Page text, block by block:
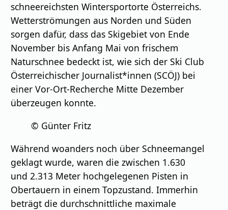
schneereichsten Wintersportorte Österreichs.
Wetterströmungen aus Norden und Süden
sorgen dafür, dass das Skigebiet von Ende
November bis Anfang Mai von frischem
Naturschnee bedeckt ist, wie sich der Ski Club
Österreichischer Journalist*innen (SCÖJ) bei
einer Vor-Ort-Recherche Mitte Dezember
überzeugen konnte.
© Günter Fritz
Während woanders noch über Schneemangel
geklagt wurde, waren die zwischen 1.630
und 2.313 Meter hochgelegenen Pisten in
Obertauern in einem Topzustand. Immerhin
beträgt die durchschnittliche maximale